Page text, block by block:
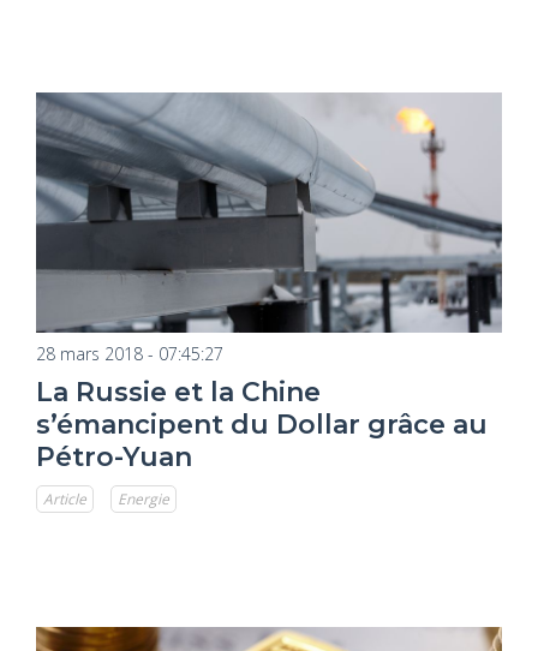
28 mars 2018 - 07:45:27
La Russie et la Chine
s’émancipent du Dollar grâce au
Pétro-Yuan
Article Energie